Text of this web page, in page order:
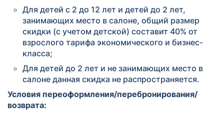
Для детей с 2 до 12 лет и детей до 2 лет,
занимающих место в салоне, общий размер
скидки (с учетом детской) составит 40% от
взрослого тарифа экономического и бизнес-
класса;
Для детей до 2 лет и не занимающих место в
салоне данная скидка не распространяется.
Условия переоформления/перебронирования/
возврата: